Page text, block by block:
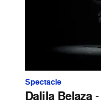
Spectacle
Dalila Belaza-